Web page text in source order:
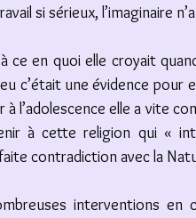
si sérieux, l’imaginaire
ce en quoi elle croyait
c’était une évidence pour
l’adolescence elle a vite
à cette religion qui «
contradiction avec la
interventions